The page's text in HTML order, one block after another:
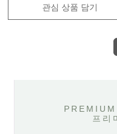
관심 상품 담기
프리